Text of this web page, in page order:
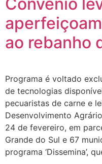
ao rebanho
Programa é voltado
de tecnologias
pecuaristas de carne e
Desenvolvimento
24 de fevereiro, em
Grande do Sul e 67
programa ‘Dissemina’,